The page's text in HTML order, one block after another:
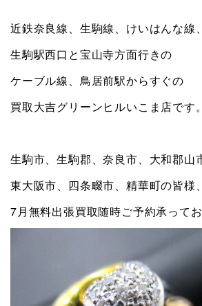
近鉄奈良線、生駒線、けいはんな線、
生駒駅西口と宝山寺方面行きの
ケーブル線、鳥居前駅からすぐの
買取大吉グリーンヒルいこま店です。
生駒市、生駒郡、奈良市、大和郡山
東大阪市、四条畷市、精華町の皆様、
7月無料出張買取随時ご予約承ってお